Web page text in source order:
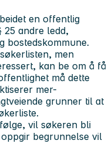
en offentlig
andre ledd,
bostedskommune.
men
kan be om å få
må dette
mer-
grunner til at
vil søkeren bli
begrunnelse vil